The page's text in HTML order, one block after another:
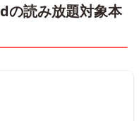
読み放題対象本